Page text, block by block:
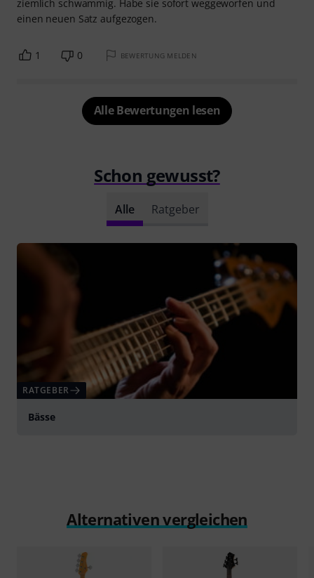
ziemlich schwammig. Habe sie sofort weggeworfen und
einen neuen Satz aufgezogen.
1 0 BEWERTUNG MELDEN
Alle Bewertungen lesen
Schon gewusst?
Alle Ratgeber
RATGEBER
Bässe
Alternativen vergleichen